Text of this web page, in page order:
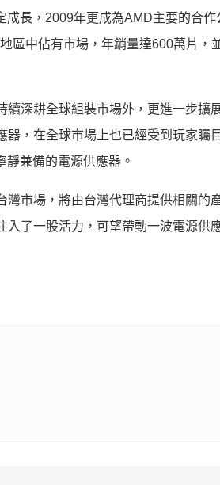
長，2009年更成為AMD主要的合作
區中佔有市場，年銷量達600萬片，
深耕全球組裝市場外，更進一步擴
，在全球市場上也已經受到玩家矚
兼備的電源供應器。
市場，將由台灣代理商提供相關的
了一股活力，可望帶動一波電源供